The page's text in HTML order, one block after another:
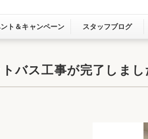
玄関まわり 門ま
カースペース
満足度アンケート
こ
ト＆キャンペーン スタッフブログ
バス工事が完了しま